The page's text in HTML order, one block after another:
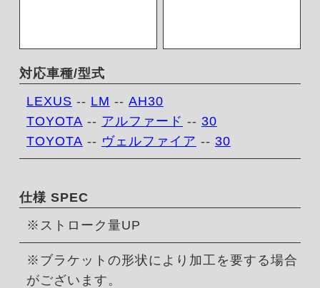
対応車種/型式
LEXUS -- LM -- AH30
TOYOTA -- アルファード -- 30
TOYOTA -- ヴェルファイア -- 30
仕様 SPEC
※ストローク量UP
※ブラケットの形状により加工を要する場合
がございます。